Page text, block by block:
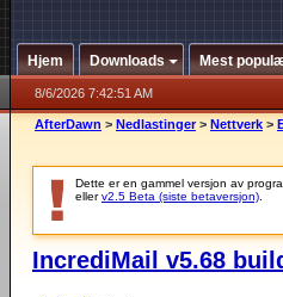
Hjem Downloads Mest
8/6/2026 7:42:51 AM
AfterDawn > Nedlastinger > Nettverk >
Dette er en gammel versjon av
ellerv2.5 Beta (siste betaversjon)
IncrediMail v5.68